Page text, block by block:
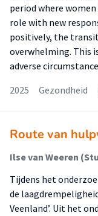
period where women
role with new
positively, the
overwhelming. This
adverse
2025
Gezondheid
Route van
Ilse van Weeren
Tijdens het
de
Veenland’. Uit het